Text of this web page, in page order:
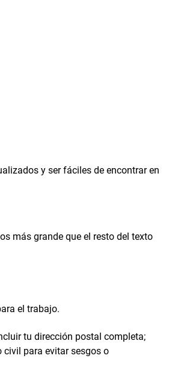
y ser fáciles de encontrar en
más grande que el resto del texto
el trabajo.
tu dirección postal completa;
para evitar sesgos o